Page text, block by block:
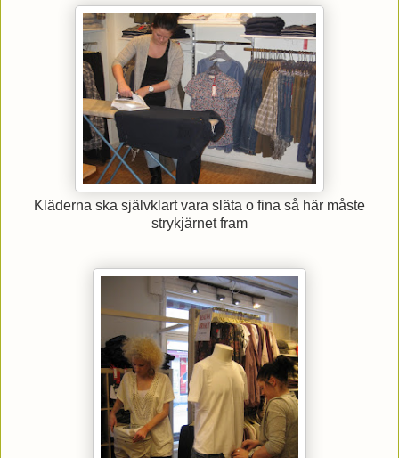
Kläderna ska självklart vara släta o fina så här måste
strykjärnet fram